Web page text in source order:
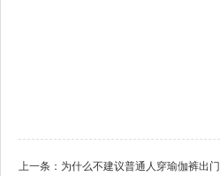
上一条： 为什么不建议普通人穿瑜伽裤出门